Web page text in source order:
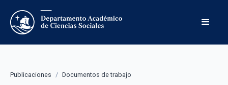
Publicaciones / Documentos de trabajo